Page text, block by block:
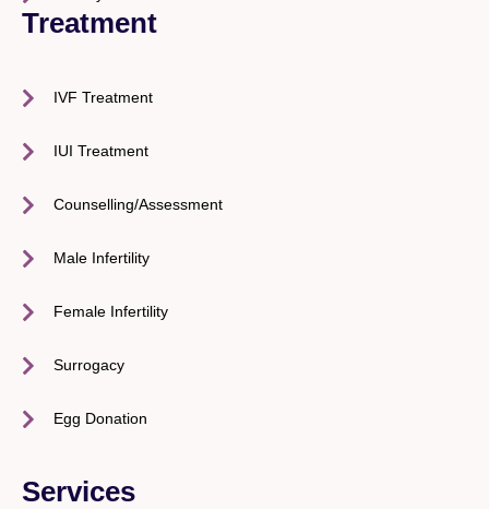
Treatment
IVF Treatment
IUI Treatment
Counselling/Assessment
Male Infertility
Female Infertility
Surrogacy
Egg Donation
Services